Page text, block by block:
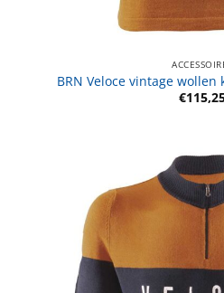
BRN Veloce vintage wollen
€